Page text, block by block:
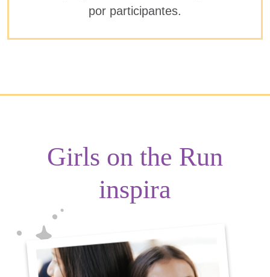
por participantes.
Girls on the Run
inspira